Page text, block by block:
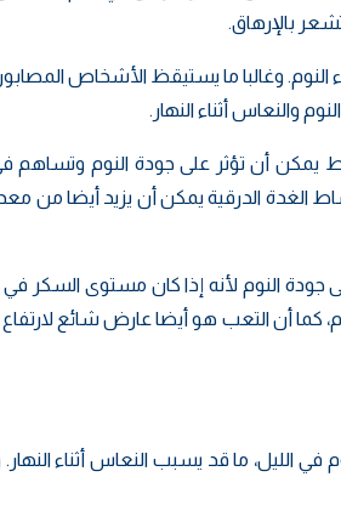
بالإرهاق.
وغالبا ما يستيقظ الأشخاص
والنعاس أثناء النهار.
يمكن أن تؤثر على جودة النوم وتساهم
الغدة الدرقية يمكن أن يزيد أيضا من
النوم لأنه إذا كان مستوى السكر في
كما أن التعب هو أيضا عارض شائع
الليل، ما قد يسبب النعاس أثناء